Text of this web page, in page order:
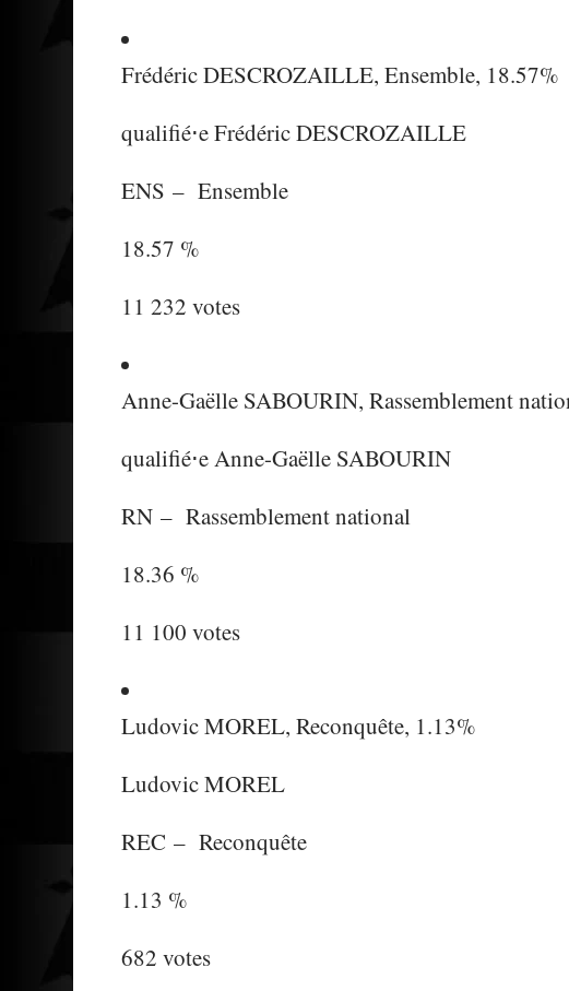
Frédéric DESCROZAILLE, Ensemble, 18.57%
qualifié⋅eFrédéric DESCROZAILLE
ENS –Ensemble
18.57 %
11 232 votes
Anne-Gaëlle SABOURIN, Rassemblement
qualifié⋅eAnne-Gaëlle SABOURIN
RN –Rassemblement national
18.36 %
11 100 votes
Ludovic MOREL, Reconquête, 1.13%
Ludovic MOREL
REC –Reconquête
1.13 %
682 votes